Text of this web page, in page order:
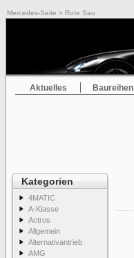
Mercedes-Seite > Rote Sau
Aktuelles Baureihen
Kategorien
4MATIC
A-Klasse
Actros
Allgemein
Alternativantrieb
AMG